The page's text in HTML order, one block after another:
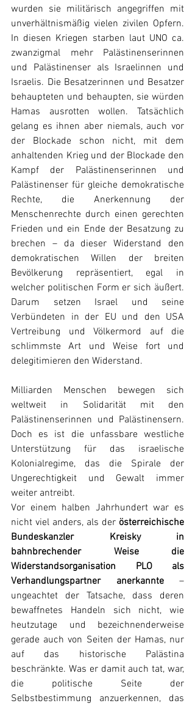
wurden sie militärisch angegriffen mit
unverhältnismäßig vielen zivilen Opfern.
In diesen Kriegen starben laut UNO ca.
zwanzigmal mehr Palästinenserinnen
und Palästinenser als Israelinnen und
Israelis. Die Besatzerinnen und Besatzer
behaupteten und behaupten, sie würden
Hamas ausrotten wollen. Tatsächlich
gelang es ihnen aber niemals, auch vor
der Blockade schon nicht, mit dem
anhaltenden Krieg und der Blockade den
Kampf der Palästinenserinnen und
Palästinenser für gleiche demokratische
Rechte, die Anerkennung der
Menschenrechte durch einen gerechten
Frieden und ein Ende der Besatzung zu
brechen – da dieser Widerstand den
demokratischen Willen der breiten
Bevölkerung repräsentiert, egal in
welcher politischen Form er sich äußert.
Darum setzen Israel und seine
Verbündeten in der EU und den USA
Vertreibung und Völkermord auf die
schlimmste Art und Weise fort und
delegitimieren den Widerstand.
Milliarden Menschen bewegen sich
weltweit in Solidarität mit den
Palästinenserinnen und Palästinensern.
Doch es ist die unfassbare westliche
Unterstützung für das israelische
Kolonialregime, das die Spirale der
Ungerechtigkeit und Gewalt immer
weiter antreibt.
Vor einem halben Jahrhundert war es
nicht viel anders, als der österreichische
Bundeskanzler Kreisky in
bahnbrechender Weise die
Widerstandsorganisation PLO als
Verhandlungspartner anerkannte –
ungeachtet der Tatsache, dass deren
bewaffnetes Handeln sich nicht, wie
heutzutage und bezeichnenderweise
gerade auch von Seiten der Hamas, nur
auf das historische Palästina
beschränkte. Was er damit auch tat, war,
die politische Seite der
Selbstbestimmung anzuerkennen, das